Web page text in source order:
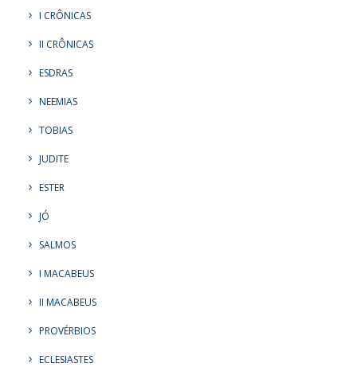
I CRÔNICAS
II CRÔNICAS
ESDRAS
NEEMIAS
TOBIAS
JUDITE
ESTER
JÓ
SALMOS
I MACABEUS
II MACABEUS
PROVÉRBIOS
ECLESIASTES